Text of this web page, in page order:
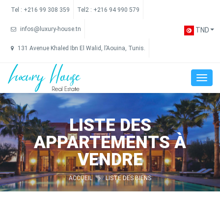
Tel : +216 99 308 359 Tel2 : +216 94 990 579
infos@luxury-house.tn
131 Avenue Khaled Ibn El Walid, l’Aouina, Tunis.
TND
LISTE DES
APPARTEMENTS À
VENDRE
ACCUEIL LISTE DES BIENS